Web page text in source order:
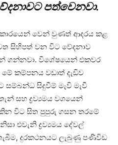
පත්වෙනවා.
වෙන් වුණත් ආදරය කළ
සිහිපත් වන විට වේදනාව
ගන්නවා. විශේෂයෙන් එකවර
කම්පනය වඩාත් දැඩිව
සම්බන්ධ සිදුවීම් මැවි මැවී
සහ ද්‍රව්‍යමය වශයෙන්
විට සිත පුපුරු ගසන තරමේ
එවැනි ද්‍රව්‍යමය දේවල්
දුරකථනයට ලැබුණු පණිවිඩ